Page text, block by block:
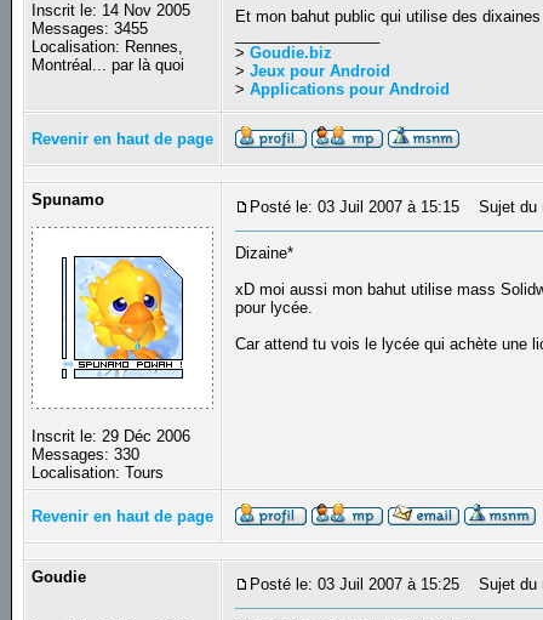
Inscrit le: 14 Nov 2005
Messages: 3455
Localisation: Rennes,
Montréal... par là quoi
Et mon bahut public qui utilise des
>Goudie.biz
>Jeux pour Android
>Applications pour Android
Revenir en haut de page
Spunamo
Inscrit le: 29 Déc 2006
Messages: 330
Localisation: Tours
Posté le: 03 Juil 2007 à 15:15 Sujet du
Dizaine*
xD moi aussi mon bahut utilise mass
pour lycée.
Car attend tu vois le lycée qui achète une
Revenir en haut de page
Goudie Posté le: 03 Juil 2007 à 15:25 Sujet du